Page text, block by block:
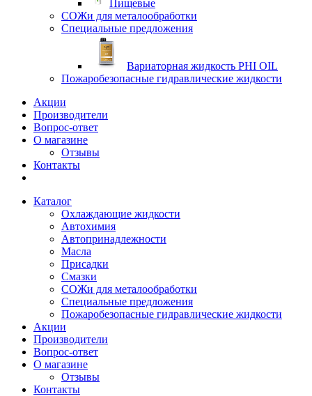
Пищевые
СОЖи для металообработки
Специальные предложения
Вариаторная жидкость PHI OIL
Пожаробезопасные гидравлические жидкости
Акции
Производители
Вопрос-ответ
О магазине
Отзывы
Контакты
Каталог
Охлаждающие жидкости
Автохимия
Автопринадлежности
Масла
Присадки
Смазки
СОЖи для металообработки
Специальные предложения
Пожаробезопасные гидравлические жидкости
Акции
Производители
Вопрос-ответ
О магазине
Отзывы
Контакты